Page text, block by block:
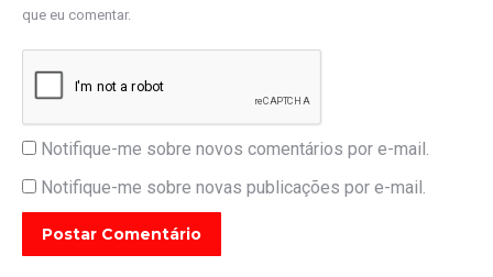
que eu comentar.
Notifique-me sobre novos comentários por e-mail.
Notifique-me sobre novas publicações por e-mail.
Postar Comentário